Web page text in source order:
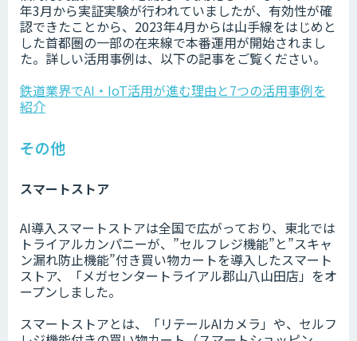
年3月から実証実験が行われていましたが、有効性が確
認できたことから、2023年4月からは山手線をはじめと
した首都圏の一部の在来線で本番運用が開始されまし
た。詳しい活用事例は、以下の記事をご覧ください。
鉄道業界でAI・IoT活用が進む理由と7つの活用事例を
紹介
その他
スマートストア
AI導入スマートストアは全国で広がっており、東北では
トライアルカンパニーが、”セルフレジ機能”と”スキャ
ン漏れ防止機能”付き買い物カートを導入したスマート
ストア、「メガセンタートライアル郡山八山田店」をオ
ープンしました。
スマートストアとは、「リテールAIカメラ」や、セルフ